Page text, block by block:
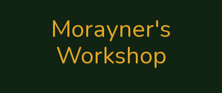
Morayner's
Workshop